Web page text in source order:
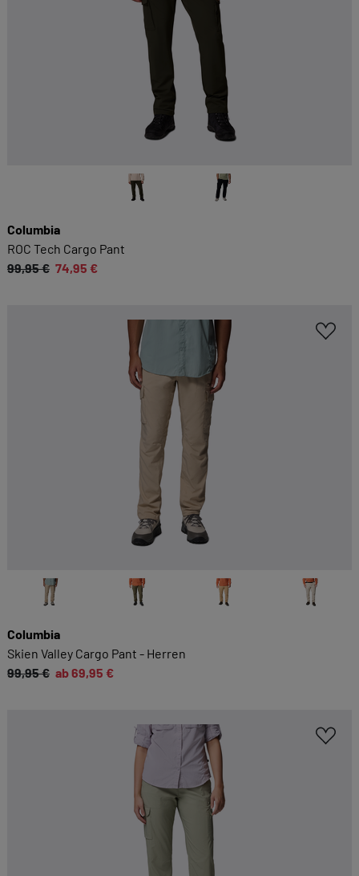
Columbia
ROC Tech Cargo Pant
99,95 € 74,95 €
Columbia
Skien Valley Cargo Pant - Herren
99,95 € ab 69,95 €